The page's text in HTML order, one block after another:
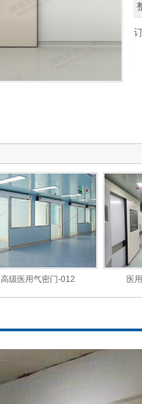
高级医用气密门-012 医